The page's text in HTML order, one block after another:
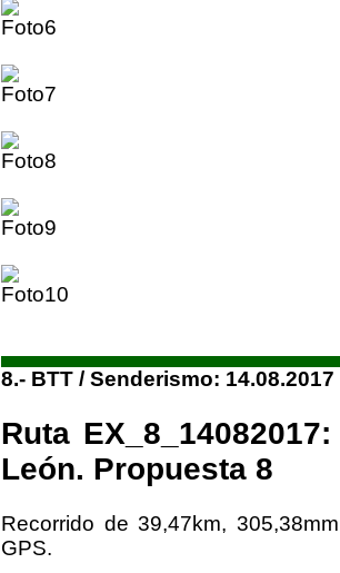
8.- BTT / Senderismo: 14.08.2017
Ruta
León. Propuesta 8
Recorrido de 39,47km,
GPS.